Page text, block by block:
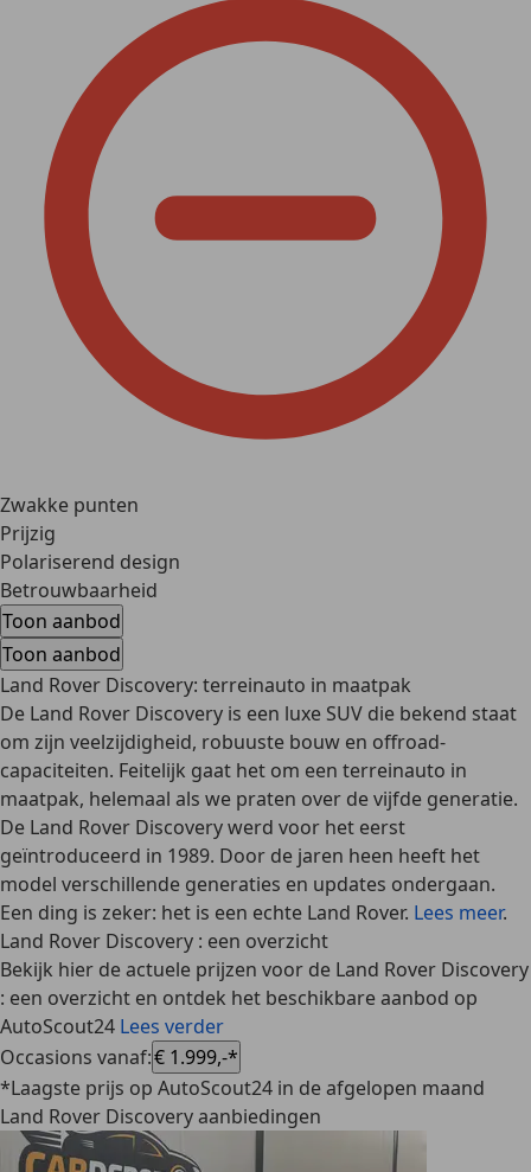
Zwakke punten
Prijzig
Polariserend design
Betrouwbaarheid
Toon aanbod
Toon aanbod
Land Rover Discovery: terreinauto in maatpak
De Land Rover Discovery is een luxe SUV die bekend staat
om zijn veelzijdigheid, robuuste bouw en offroad-
capaciteiten. Feitelijk gaat het om een terreinauto in
maatpak, helemaal als we praten over de vijfde generatie.
De Land Rover Discovery werd voor het eerst
geïntroduceerd in 1989. Door de jaren heen heeft het
model verschillende generaties en updates ondergaan.
Een ding is zeker: het is een echte Land Rover. Lees meer.
Land Rover Discovery : een overzicht
Bekijk hier de actuele prijzen voor de Land Rover Discovery
: een overzicht en ontdek het beschikbare aanbod op
AutoScout24 Lees verder
Occasions vanaf:€ 1.999,-*
*Laagste prijs op AutoScout24 in de afgelopen maand
Land Rover Discovery aanbiedingen